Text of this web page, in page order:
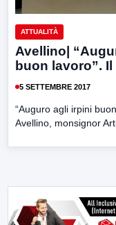
ATTUALITÀ
Avellino|
buon lavoro”.
5 SETTEMBRE 2017
“Auguro agli irpini
Avellino, monsignor